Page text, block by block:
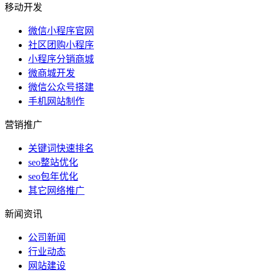
移动开发
微信小程序官网
社区团购小程序
小程序分销商城
微商城开发
微信公众号搭建
手机网站制作
营销推广
关键词快速排名
seo整站优化
seo包年优化
其它网络推广
新闻资讯
公司新闻
行业动态
网站建设